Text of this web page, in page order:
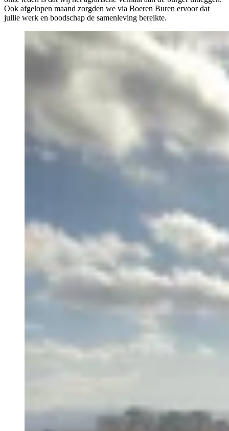
Ook afgelopen maand zorgden we via Boeren Buren ervoor dat
jullie werk en boodschap de samenleving bereikte.